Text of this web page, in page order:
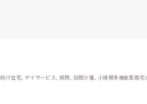
け住宅, デイサービス, 病院, 訪問介護, 小規模多機能型居宅